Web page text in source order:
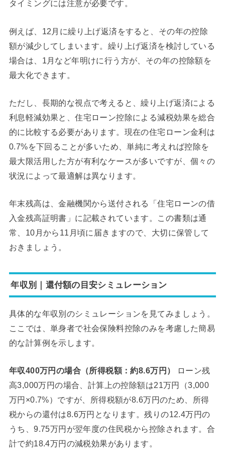
タイミングには注意が必要です。
例えば、12月に繰り上げ返済をすると、その年の控除
額が減少してしまいます。繰り上げ返済を検討している
場合は、1月など年明けに行う方が、その年の控除額を
最大化できます。
ただし、長期的な視点で考えると、繰り上げ返済による
利息軽減効果と、住宅ローン控除による減税効果を総合
的に比較する必要があります。現在の住宅ローン金利は
0.7%を下回ることが多いため、単純に考えれば控除を
最大限活用した方が有利なケースが多いですが、個々の
状況によって最適解は異なります。
年末残高は、金融機関から送付される「住宅ローンの借
入金残高証明書」に記載されています。この書類は通
常、10月から11月頃に届きますので、大切に保管して
おきましょう。
年収別｜還付額の目安シミュレーション
具体的な年収別のシミュレーションを見てみましょう。
ここでは、単身者で社会保険料控除のみを考慮した簡易
的な計算例を示します。
年収400万円の場合（所得税額：約8.6万円）
ローン残
高3,000万円の場合、計算上の控除額は21万円（3,000
万円×0.7%）ですが、所得税額が8.6万円のため、所得
税からの還付は8.6万円となります。残りの12.4万円の
うち、9.75万円が翌年度の住民税から控除されます。合
計で約18.4万円の減税効果があります。